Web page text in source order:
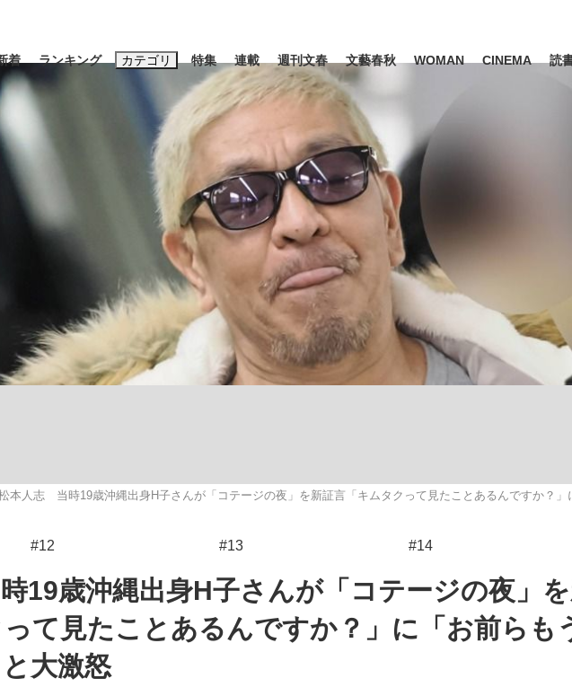
着 ランキング カテゴリ
クープ エンタメ ライフ
でも…」本田圭佑が初めて明かした日本代表監督に... 「最悪の空気のまま解散」
特集 連載 週刊文春 文藝春秋 WOMAN CINEMA 読
キーワード入力
おすすめのキーワードタグ一覧
#藤田晋 #三山凌輝 #高市早苗 #後藤真希 #森岡毅 #城彰二
#亀和田武
本人志 当時19歳沖縄出身H子さんが「コテージの夜」を新証言「キムタクって見たことあるんですか？」
#12 #13 #14
19歳沖縄出身H子さんが「コテージの夜」
て見たことあるんですか？」に「お前らも
大激怒